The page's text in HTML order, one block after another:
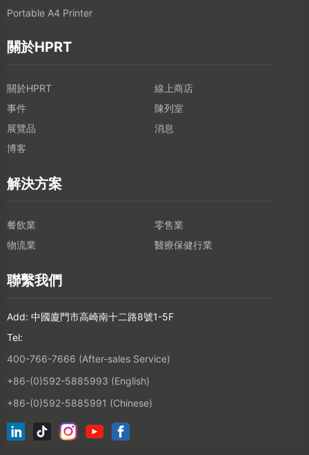
Portable A4 Printer
關於HPRT
關於HPRT
線上商店
事件
陳列室
展覽品
消息
博客
解決方案
餐飲業
零售業
物流業
醫療保健行業
聯繫我們
Add: 中國廈門市高崎南十二路8號1-5F
Tel:
400-766-7666 (After-sales Service)
+86-(0)592-5885993 (English)
+86-(0)592-5885991 (Chinese)